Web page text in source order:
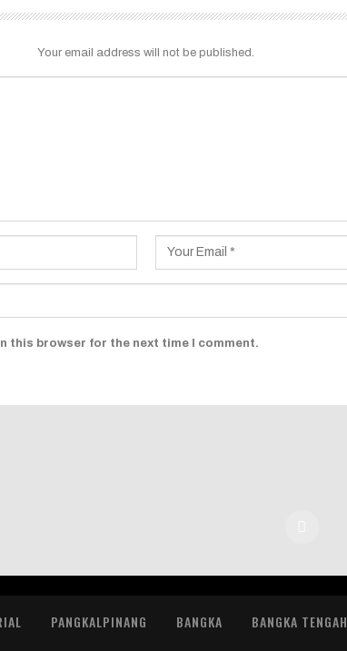
Your email address will not be published.
this browser for the next time I comment.
PANGKALPINANG BANGKA BANGKA TENGAH